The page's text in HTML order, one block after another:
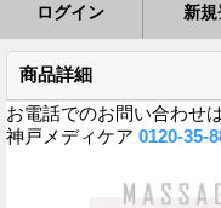
ログイン 新
商品詳細
お電話でのお問い合わせ
神戸メディケア 0120-35-